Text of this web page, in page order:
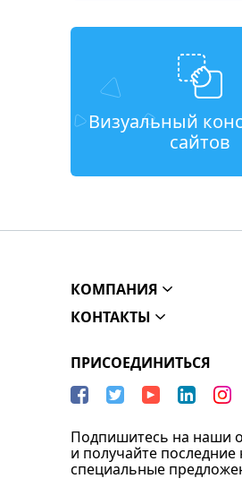
Визуальный
сайтов
КОМПАНИЯ
КОНТАКТЫ
ПРИСОЕДИНИТЬСЯ
Подпишитесь на наши
и получайте последние
специальные